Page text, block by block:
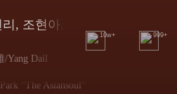
, 조현아,
/Yang Dail
10w+ 999+
“The Asiansoul”